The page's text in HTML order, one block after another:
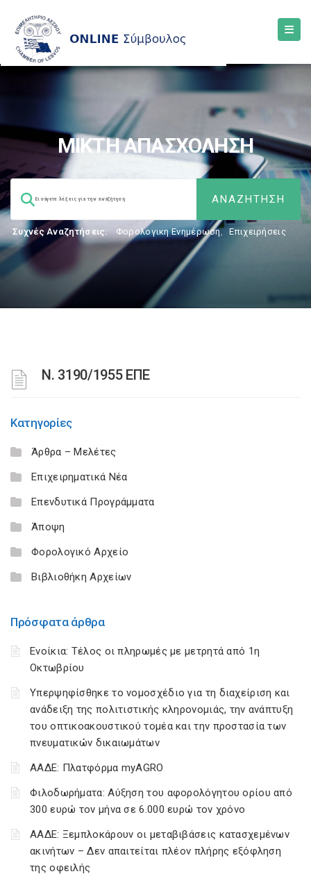
ΜΙΚΤΗ ΑΠΑΣΧΟΛΗΣΗ
Συχνές Αναζητήσεις: Φορολογικη Ενημέρωση, Επιχειρήσεις
Ν. 3190/1955 ΕΠΕ
Κατηγορίες
Άρθρα – Μελέτες
Επιχειρηματικά Νέα
Επενδυτικά Προγράμματα
Άποψη
Φορολογικό Αρχείο
Βιβλιοθήκη Αρχείων
Πρόσφατα άρθρα
Ενοίκια: Τέλος οι πληρωμές με μετρητά από 1η
Οκτωβρίου
Υπερψηφίσθηκε το νομοσχέδιο για τη διαχείριση και
ανάδειξη της πολιτιστικής κληρονομιάς, την ανάπτυξη
του οπτικοακουστικού τομέα και την προστασία των
πνευματικών δικαιωμάτων
ΑΑΔΕ: Πλατφόρμα myAGRO
Φιλοδωρήματα: Αύξηση του αφορολόγητου ορίου από
300 ευρώ τον μήνα σε 6.000 ευρώ τον χρόνο
ΑΑΔΕ: Ξεμπλοκάρουν οι μεταβιβάσεις κατασχεμένων
ακινήτων – Δεν απαιτείται πλέον πλήρης εξόφληση
της οφειλής